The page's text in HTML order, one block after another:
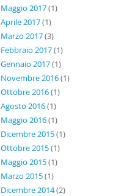
Maggio 2017(1)
Aprile 2017(1)
Marzo 2017(3)
Febbraio 2017(1)
Gennaio 2017(1)
Novembre 2016(1)
Ottobre 2016(1)
Agosto 2016(1)
Maggio 2016(1)
Dicembre 2015(1)
Ottobre 2015(1)
Maggio 2015(1)
Marzo 2015(1)
Dicembre 2014(2)